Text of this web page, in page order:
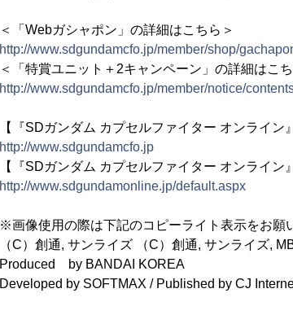
＜「Webガシャポン」の詳細はこちら＞
http://www.sdgundamcfo.jp/member/shop/
＜「特賞ユニット＋2キャンペーン」の詳細はこち
http://www.sdgundamcfo.jp/member/notice/
【『SDガンダム カプセルファイター オンライン
http://www.sdgundamcfo.jp
【『SDガンダム カプセルファイター オンライン
http://www.sdgundamonline.jp/default.aspx
※画像使用の際は下記のコピーライト表示をお願
（C）創通, サンライズ （C）創通, サンライズ,
Produced by BANDAI KOREA
Developed by SOFTMAX / Published by CJ